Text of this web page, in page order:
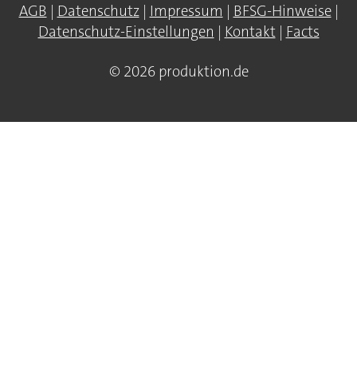
AGB | Datenschutz| Impressum | BFSG-Hinweise|
Datenschutz-Einstellungen | Kontakt| Facts
© 2026 produktion.de